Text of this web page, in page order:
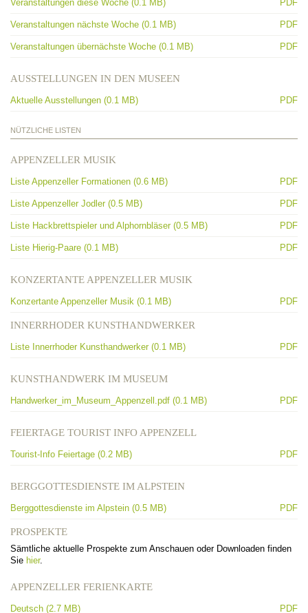
Veranstaltungen diese Woche (0.1 MB) PDF
Veranstaltungen nächste Woche (0.1 MB) PDF
Veranstaltungen übernächste Woche (0.1 MB) PDF
AUSSTELLUNGEN IN DEN MUSEEN
Aktuelle Ausstellungen (0.1 MB) PDF
NÜTZLICHE LISTEN
APPENZELLER MUSIK
Liste Appenzeller Formationen (0.6 MB) PDF
Liste Appenzeller Jodler (0.5 MB) PDF
Liste Hackbrettspieler und Alphornbläser (0.5 MB) PDF
Liste Hierig-Paare (0.1 MB) PDF
KONZERTANTE APPENZELLER MUSIK
Konzertante Appenzeller Musik (0.1 MB) PDF
INNERRHODER KUNSTHANDWERKER
Liste Innerrhoder Kunsthandwerker (0.1 MB) PDF
KUNSTHANDWERK IM MUSEUM
Handwerker_im_Museum_Appenzell.pdf (0.1 MB) PDF
FEIERTAGE TOURIST INFO APPENZELL
Tourist-Info Feiertage (0.2 MB) PDF
BERGGOTTESDIENSTE IM ALPSTEIN
Berggottesdienste im Alpstein (0.5 MB) PDF
PROSPEKTE
Sämtliche aktuelle Prospekte zum Anschauen oder Downloaden finden
Sie hier.
APPENZELLER FERIENKARTE
Deutsch (2.7 MB) PDF